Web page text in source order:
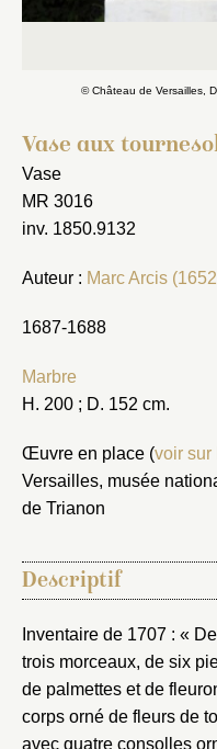
© Château de Versailles,
Vase aux
Vase
MR 3016
inv. 1850.9132
Auteur : Marc Arcis
1687-1688
Marbre
H. 200 ; D. 152 cm.
Œuvre en place (voir sur
Versailles, musée
de Trianon
Descriptif
Inventaire de 1707 : «
trois morceaux, de six
de palmettes et de
corps orné de fleurs de
avec quatre consolles